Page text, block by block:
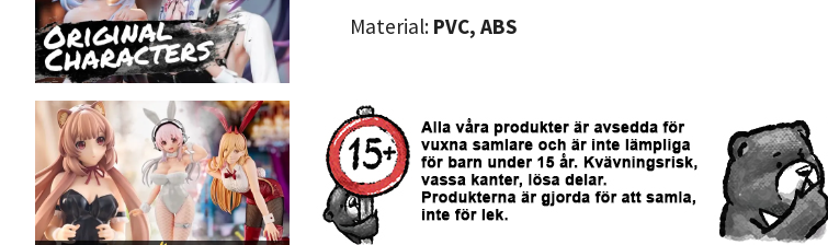
Material: PVC, ABS